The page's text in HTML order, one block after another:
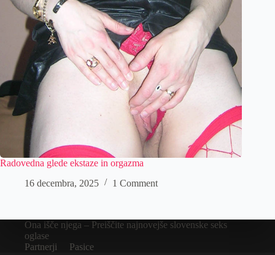
Radovedna glede ekstaze in orgazma
16 decembra, 2025
1 Comment
Ona išče njega – Preiščite najnovejše slovenske seks
oglase
Partnerji
Pasice